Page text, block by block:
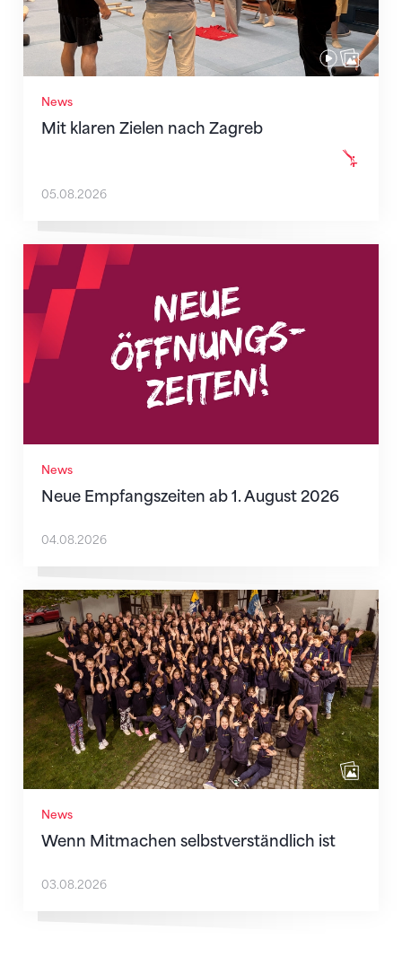
News
Mit klaren Zielen nach Zagreb
05.08.2026
News
Neue Empfangszeiten ab 1. August 2026
Neue Empfangszeiten ab 1. August 2026
04.08.2026
News
Wenn Mitmachen selbstverständlich ist
Wenn Mitmachen selbstverständlich ist
03.08.2026